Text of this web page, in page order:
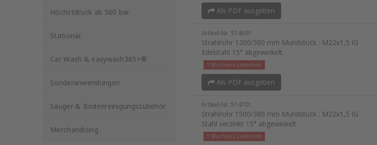
Höchstdruck ab 500 bar
Stationär
Car Wash & easywash365+®
Sonderanwendungen
Sauger & Bodenreinigungszubehör
Merchandising
Als PDF ausgeben
Artikel-Nr. 514691
Strahlrohr 1200/380 mm Mundstück : M22x1,5 IG
Edelstahl 15° abgewinkelt
1 Woche(n) Lieferzeit
Als PDF ausgeben
Artikel-Nr. 514701
Strahlrohr 1500/380 mm Mundstück : M22x1,5 IG
Stahl verzinkt 15° abgewinkelt
1 Woche(n) Lieferzeit